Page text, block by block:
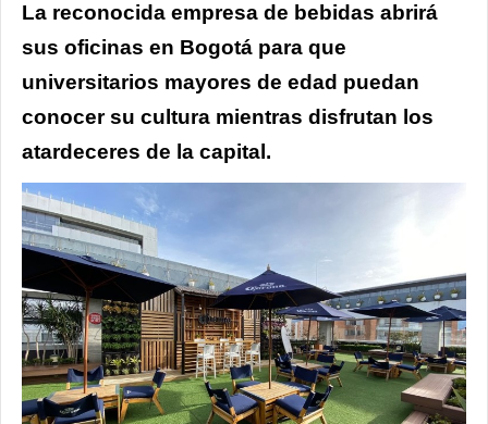
La reconocida empresa de bebidas abrirá
sus oficinas en Bogotá para que
universitarios mayores de edad puedan
conocer su cultura mientras disfrutan los
atardeceres de la capital.